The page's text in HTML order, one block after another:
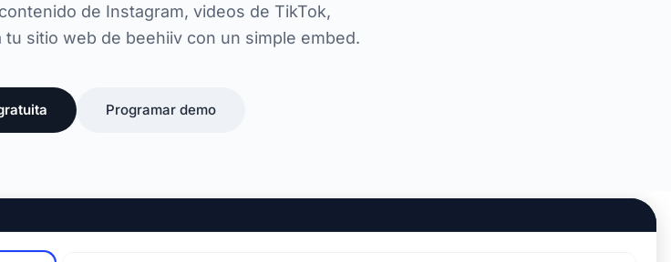
de Instagram, videos de TikTok,
sitio web de beehiiv con un simple embed.
Programar demo